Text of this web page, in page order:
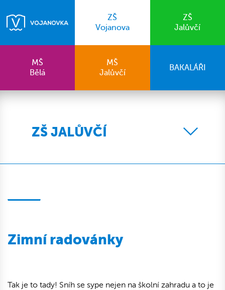
ZŠ
Vojanova
ZŠ
Jalůvčí
MŠ
Bělá
MŠ
Jalůvčí
BAKALÁŘI
ZŠ JALŮVČÍ
Zimní radovánky
Tak je to tady! Sníh se sype nejen na školní zahradu a to je